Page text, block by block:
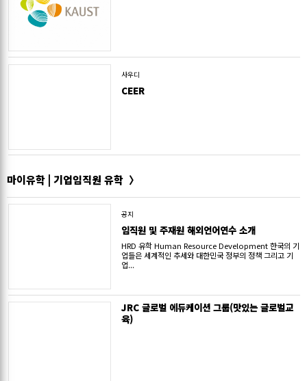
사우디
CEER
마이유학 | 기업임직원 유학
공지
임직원 및 주재원 해외언어연수 소개
HRD 유학 Human Resource Development 한국의 기
업들은 세계적인 추세와 대한민국 정부의 정책 그리고 기
업...
JRC 글로벌 에듀케이션 그룹(맛있는 글로벌교
육)